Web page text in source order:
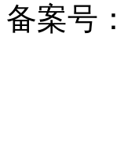
备案号：